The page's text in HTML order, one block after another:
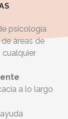
psicología
áreas de
cualquier
a lo largo